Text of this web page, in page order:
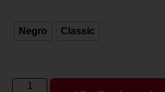
Negro Classic